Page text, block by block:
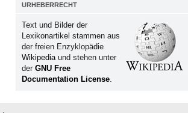
URHEBERRECHT
Text und Bilder der
Lexikonartikel stammen aus
der freien Enzyklopädie
Wikipediaund stehen unter
der GNU Free
Documentation License.